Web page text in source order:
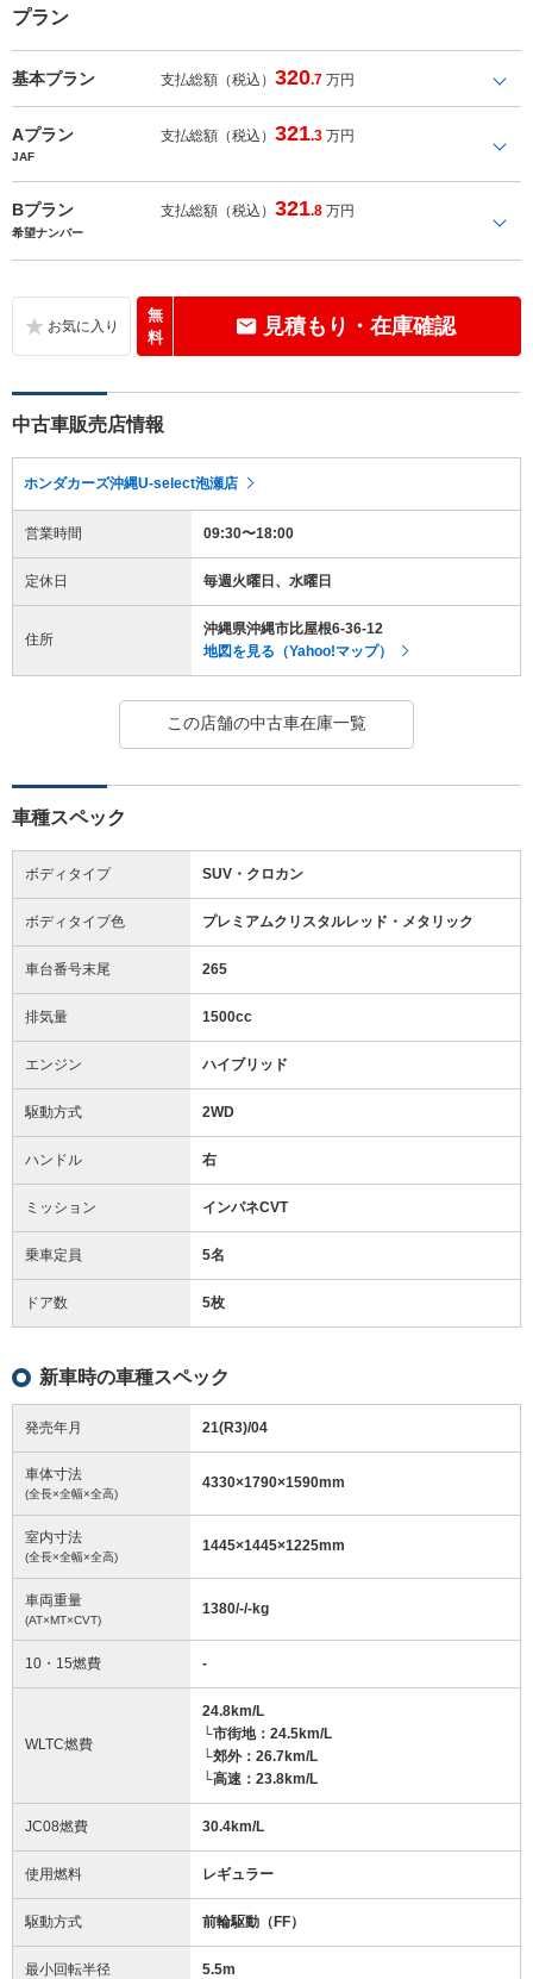
プラン
基本プラン 支払総額（税込）320.7 万円
Aプラン 支払総額（税込）321.3 万円
JAF
Bプラン 支払総額（税込）321.8 万円
希望ナンバー
無
料
見積もり・在庫確認
中古車販売店情報
ホンダカーズ沖縄U-select泡瀬店
営業時間 09:30〜18:00
定休日 毎週火曜日、水曜日
住所
沖縄県沖縄市比屋根6-36-12
地図を見る（Yahoo!マップ）
この店舗の中古車在庫一覧
車種スペック
ボディタイプ SUV・クロカン
ボディタイプ色 プレミアムクリスタルレッド・メタリック
車台番号末尾 265
排気量 1500cc
エンジン ハイブリッド
駆動方式 2WD
ハンドル 右
ミッション インパネCVT
乗車定員 5名
ドア数 5枚
新車時の車種スペック
発売年月 21(R3)/04
車体寸法
(全長×全幅×全高)
4330×1790×1590mm
室内寸法
(全長×全幅×全高)
1445×1445×1225mm
車両重量
(AT×MT×CVT)
1380/-/-kg
10・15燃費 -
WLTC燃費
24.8km/L
└市街地：24.5km/L
└郊外：26.7km/L
└高速：23.8km/L
JC08燃費 30.4km/L
使用燃料 レギュラー
駆動方式 前輪駆動（FF）
最小回転半径 5.5m